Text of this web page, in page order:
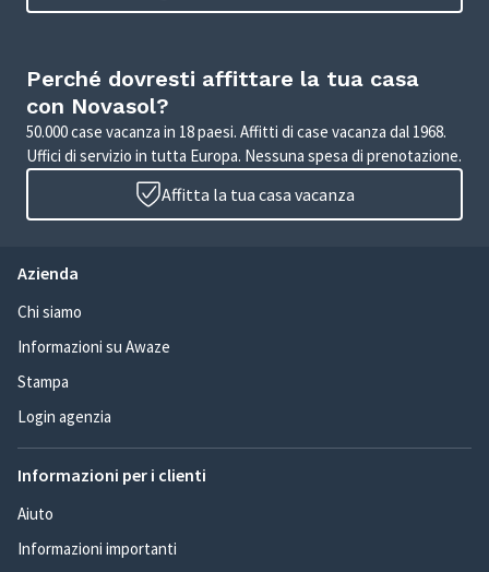
Perché dovresti affittare la tua casa
con Novasol?
50.000 case vacanza in 18 paesi. Affitti di case vacanza dal 1968.
Uffici di servizio in tutta Europa. Nessuna spesa di prenotazione.
Affitta la tua casa vacanza
Azienda
Chi siamo
Informazioni su Awaze
Stampa
Login agenzia
Informazioni per i clienti
Aiuto
Informazioni importanti